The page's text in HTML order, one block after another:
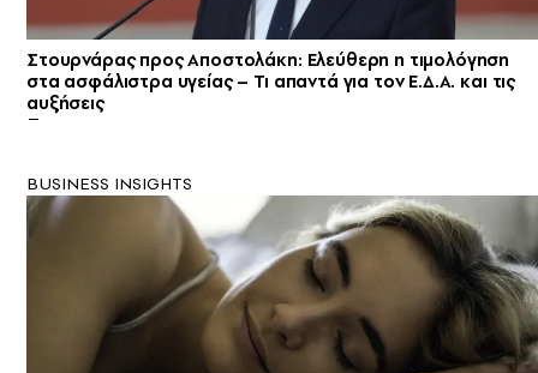
Στουρνάρας προς Αποστολάκη: Ελεύθερη η τιμολόγηση
στα ασφάλιστρα υγείας – Τι απαντά για τον Ε.Δ.Α. και τις
αυξήσεις
BUSINESS INSIGHTS